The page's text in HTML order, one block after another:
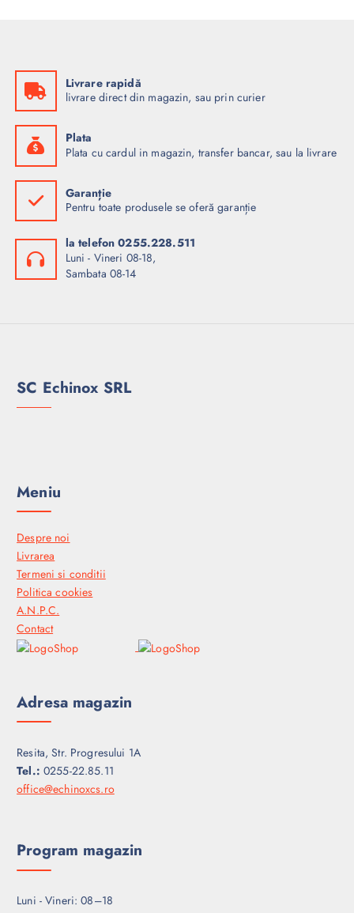
Livrare rapidă
livrare direct din magazin, sau prin curier
Plata
Plata cu cardul in magazin, transfer bancar, sau la livrare
Garanție
Pentru toate produsele se oferă garanție
la telefon 0255.228.511
Luni - Vineri 08-18,
Sambata 08-14
SC Echinox SRL
Meniu
Despre noi
Livrarea
Termeni si conditii
Politica cookies
A.N.P.C.
Contact
Adresa magazin
Resita, Str. Progresului 1A
Tel.: 0255-22.85.11
office@echinoxcs.ro
Program magazin
Luni - Vineri: 08–18